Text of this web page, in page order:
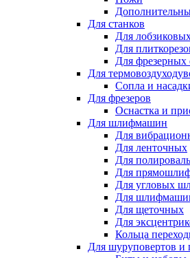
Для станков
Для
Для
Для фрезерных
Для
Сопла и
Для фрезеров
Оснастка и
Для шлифмашин
Для
Для ленточных
Для
Для
Для угловых
Для
Для щеточных
Для
Кольца
Для шуруповертов и